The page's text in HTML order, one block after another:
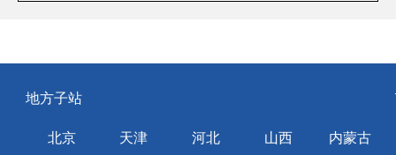
地方子站
北京 天津 河北 山西
内蒙古